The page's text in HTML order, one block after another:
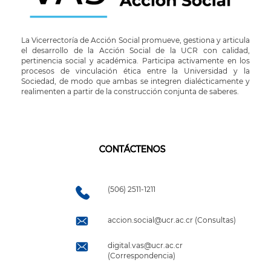
La Vicerrectoría de Acción Social promueve, gestiona y articula
el desarrollo de la Acción Social de la UCR con calidad,
pertinencia social y académica. Participa activamente en los
procesos de vinculación ética entre la Universidad y la
Sociedad, de modo que ambas se integren dialécticamente y
realimenten a partir de la construcción conjunta de saberes.
CONTÁCTENOS
(506) 2511-1211
accion.social@ucr.ac.cr (Consultas)
digital.vas@ucr.ac.cr
(Correspondencia)